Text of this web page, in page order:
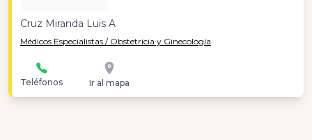
Cruz Miranda Luis A
Médicos Especialistas / Obstetricia y Ginecología
Teléfonos Ir al mapa